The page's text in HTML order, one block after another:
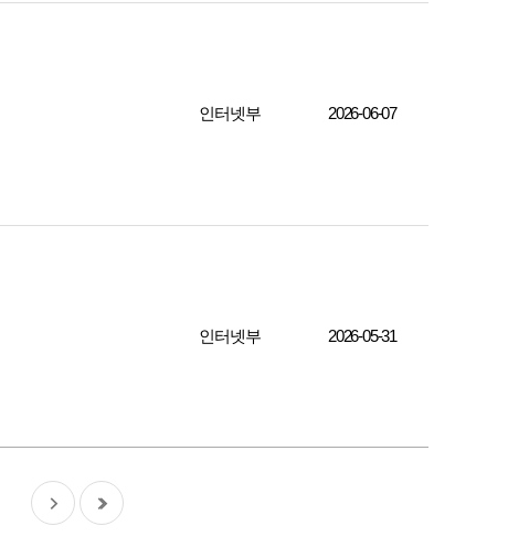
인터넷부 2026-06-07
인터넷부 2026-05-31